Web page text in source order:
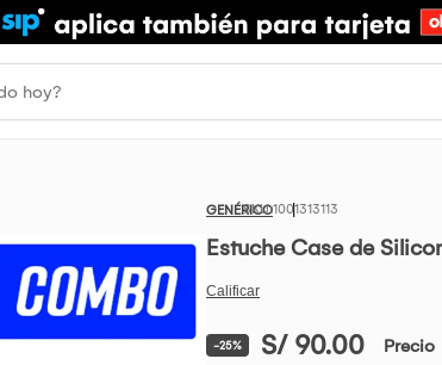
GENÉRICO1001313113
Estuche Case de
-25% S/ 90.00 Precio